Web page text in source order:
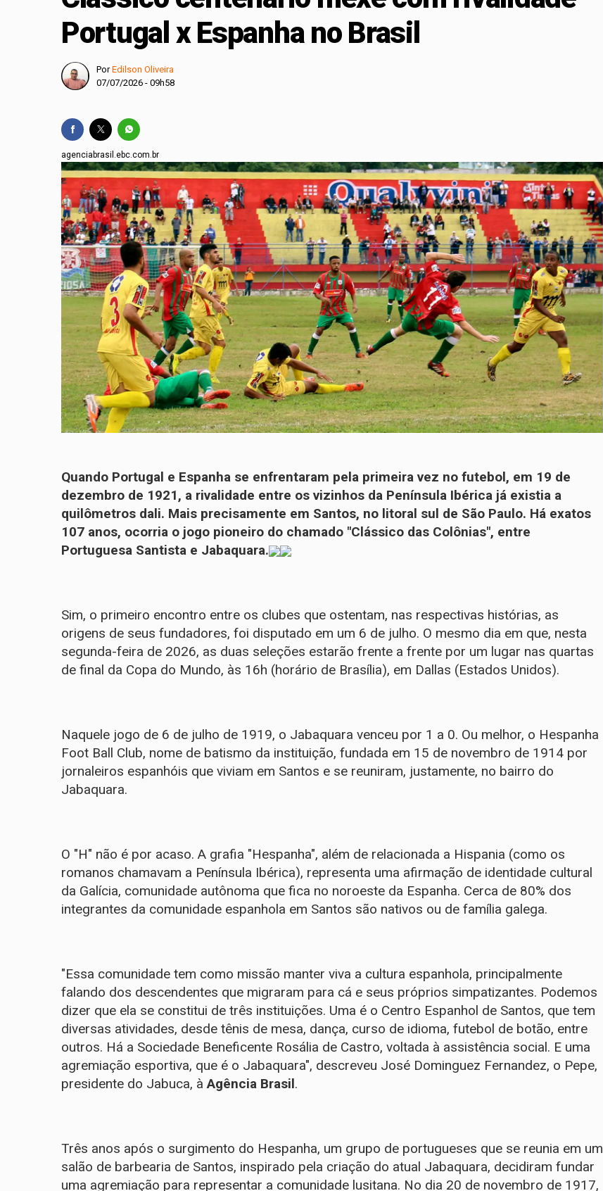
CBF reforça paralisação das competições durante Copa Feminina em 2027
Vôlei: São Paulo sedia Mundial de Clubes feminino pelo 2º ano seguido
Portugal x Espanha no Brasil
PorEdilson Oliveira
07/07/2026 - 09h58
agenciabrasil.ebc.com.br
Quando Portugal e Espanha se enfrentaram pela primeira vez no futebol, em 19 de
dezembro de 1921, a rivalidade entre os vizinhos da Península Ibérica já existia a
quilômetros dali. Mais precisamente em Santos, no litoral sul de São Paulo. Há exatos
107 anos, ocorria o jogo pioneiro do chamado "Clássico das Colônias", entre
Portuguesa Santista e Jabaquara.
Sim, o primeiro encontro entre os clubes que ostentam, nas respectivas histórias, as
origens de seus fundadores, foi disputado em um 6 de julho. O mesmo dia em que, nesta
segunda-feira de 2026, as duas seleções estarão frente a frente por um lugar nas quartas
de final da Copa do Mundo, às 16h (horário de Brasília), em Dallas (Estados Unidos).
Naquele jogo de 6 de julho de 1919, o Jabaquara venceu por 1 a 0. Ou melhor, o Hespanha
Foot Ball Club, nome de batismo da instituição, fundada em 15 de novembro de 1914 por
jornaleiros espanhóis que viviam em Santos e se reuniram, justamente, no bairro do
Jabaquara.
O "H" não é por acaso. A grafia "Hespanha", além de relacionada a Hispania (como os
romanos chamavam a Península Ibérica), representa uma afirmação de identidade cultural
da Galícia, comunidade autônoma que fica no noroeste da Espanha. Cerca de 80% dos
integrantes da comunidade espanhola em Santos são nativos ou de família galega.
"Essa comunidade tem como missão manter viva a cultura espanhola, principalmente
falando dos descendentes que migraram para cá e seus próprios simpatizantes. Podemos
dizer que ela se constitui de três instituições. Uma é o Centro Espanhol de Santos, que tem
diversas atividades, desde tênis de mesa, dança, curso de idioma, futebol de botão, entre
outros. Há a Sociedade Beneficente Rosália de Castro, voltada à assistência social. E uma
agremiação esportiva, que é o Jabaquara", descreveu José Dominguez Fernandez, o Pepe,
presidente do Jabuca, àAgência Brasil.
Três anos após o surgimento do Hespanha, um grupo de portugueses que se reunia em um
salão de barbearia de Santos, inspirado pela criação do atual Jabaquara, decidiram fundar
uma agremiação para representar a comunidade lusitana. No dia 20 de novembro de 1917,